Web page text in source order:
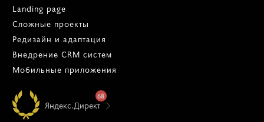
Landing page
Сложные проекты
Редизайн и адаптация
Внедрение CRM систем
Мобильные приложения
Яндекс.Директ
68